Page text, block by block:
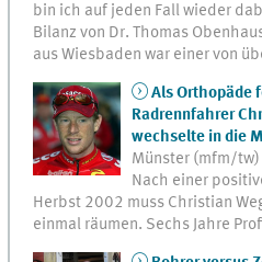
bin ich auf jeden Fall wieder
Bilanz von Dr. Thomas
aus Wiesbaden war einer von
Als Orthopäde
Radrennfahrer
wechselte in die
Münster (mfm/tw)
Nach einer
Herbst 2002 muss Christian
einmal räumen. Sechs Jahre